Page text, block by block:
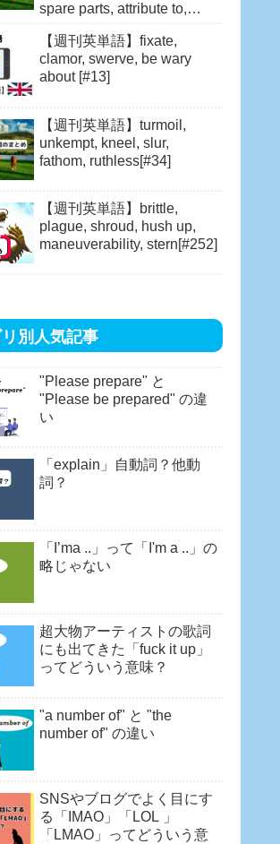
spare parts, attribute to,
【週刊英単語】fixate,
clamor, swerve, be wary
about [#13]
【週刊英単語】turmoil,
unkempt, kneel, slur,
fathom, ruthless[#34]
【週刊英単語】brittle,
plague, shroud, hush up,
maneuverability, stern[#252]
別人気記事
"Please prepare" と
"Please be prepared" の違
い
「explain」自動詞？他動
詞？
「I’ma ..」って「I'm a ..」の
略じゃない
超大物アーティストの歌詞
にも出てきた「fuck it up」
ってどういう意味？
"a number of" と "the
number of" の違い
SNSやブログでよく目にす
る「IMAO」「LOL 」
「LMAO」ってどういう意